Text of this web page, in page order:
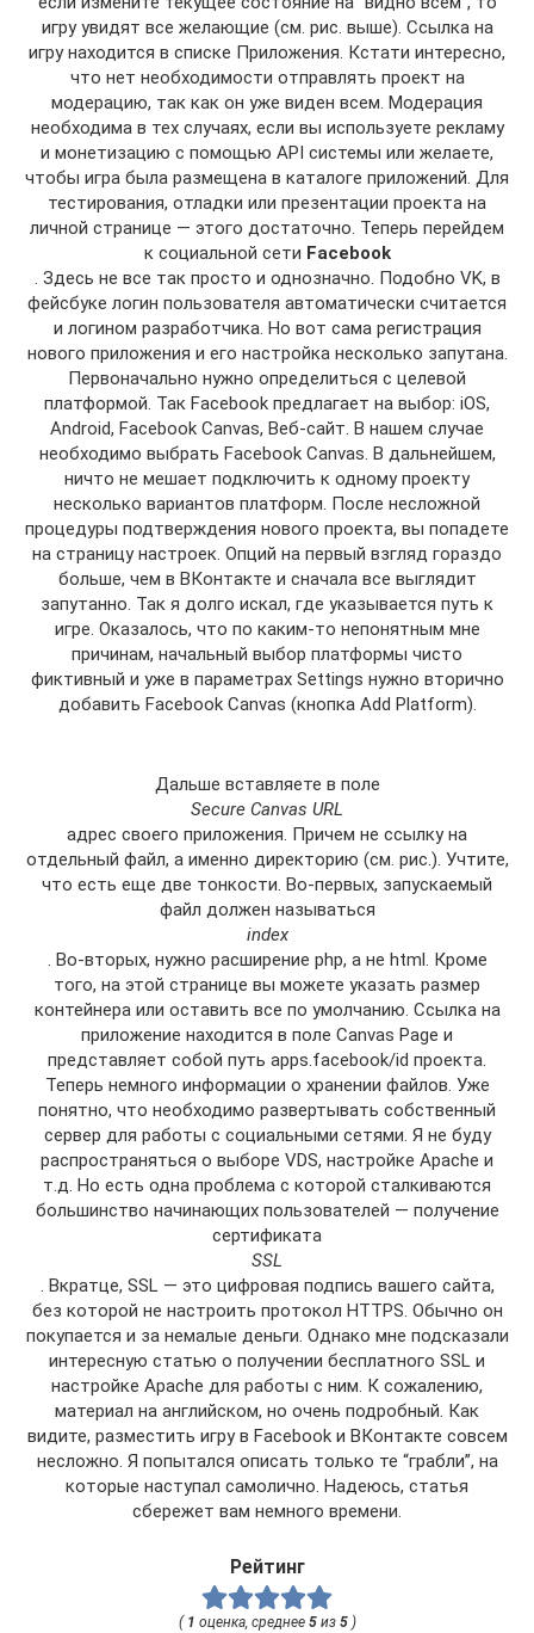
игру увидят все желающие (см. рис. выше). Ссылка на
игру находится в списке Приложения. Кстати интересно,
что нет необходимости отправлять проект на
модерацию, так как он уже виден всем. Модерация
необходима в тех случаях, если вы используете рекламу
и монетизацию с помощью API системы или желаете,
чтобы игра была размещена в каталоге приложений. Для
тестирования, отладки или презентации проекта на
личной странице — этого достаточно. Теперь перейдем
к социальной сети Facebook
. Здесь не все так просто и однозначно. Подобно VK, в
фейсбуке логин пользователя автоматически считается
и логином разработчика. Но вот сама регистрация
нового приложения и его настройка несколько запутана.
Первоначально нужно определиться с целевой
платформой. Так Facebook предлагает на выбор: iOS,
Android, Facebook Canvas, Веб-сайт. В нашем случае
необходимо выбрать Facebook Canvas. В дальнейшем,
ничто не мешает подключить к одному проекту
несколько вариантов платформ. После несложной
процедуры подтверждения нового проекта, вы попадете
на страницу настроек. Опций на первый взгляд гораздо
больше, чем в ВКонтакте и сначала все выглядит
запутанно. Так я долго искал, где указывается путь к
игре. Оказалось, что по каким-то непонятным мне
причинам, начальный выбор платформы чисто
фиктивный и уже в параметрах Settings нужно вторично
добавить Facebook Canvas (кнопка Add Platform).
Дальше вставляете в поле
Secure Canvas URL
адрес своего приложения. Причем не ссылку на
отдельный файл, а именно директорию (см. рис.). Учтите,
что есть еще две тонкости. Во-первых, запускаемый
файл должен называться
index
. Во-вторых, нужно расширение php, а не html. Кроме
того, на этой странице вы можете указать размер
контейнера или оставить все по умолчанию. Ссылка на
приложение находится в поле Canvas Page и
представляет собой путь apps.facebook/id проекта.
Теперь немного информации о хранении файлов. Уже
понятно, что необходимо развертывать собственный
сервер для работы с социальными сетями. Я не буду
распространяться о выборе VDS, настройке Apache и
т.д. Но есть одна проблема с которой сталкиваются
большинство начинающих пользователей — получение
сертификата
SSL
. Вкратце, SSL — это цифровая подпись вашего сайта,
без которой не настроить протокол HTTPS. Обычно он
покупается и за немалые деньги. Однако мне подсказали
интересную статью о получении бесплатного SSL и
настройке Apache для работы с ним. К сожалению,
материал на английском, но очень подробный. Как
видите, разместить игру в Facebook и ВКонтакте совсем
несложно. Я попытался описать только те “грабли”, на
которые наступал самолично. Надеюсь, статья
сбережет вам немного времени.
Рейтинг
( 1 оценка, среднее 5из 5)